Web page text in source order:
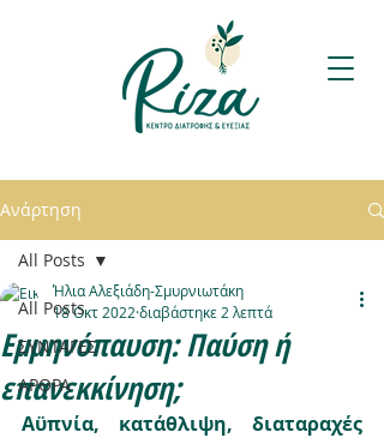
Ανάρτηση
All Posts
ΣΥΝΤΑΓΕΣ
ΑΡΘΡΑ
All Posts
Εμμηνόπαυση: Παύση ή
επανεκκίνηση;
Ήλια Αλεξιάδη-Σμυρνιωτάκη
18 Οκτ 2022 διαβάστηκε 2 λεπτά
Αϋπνία, κατάθλιψη, διαταραχές